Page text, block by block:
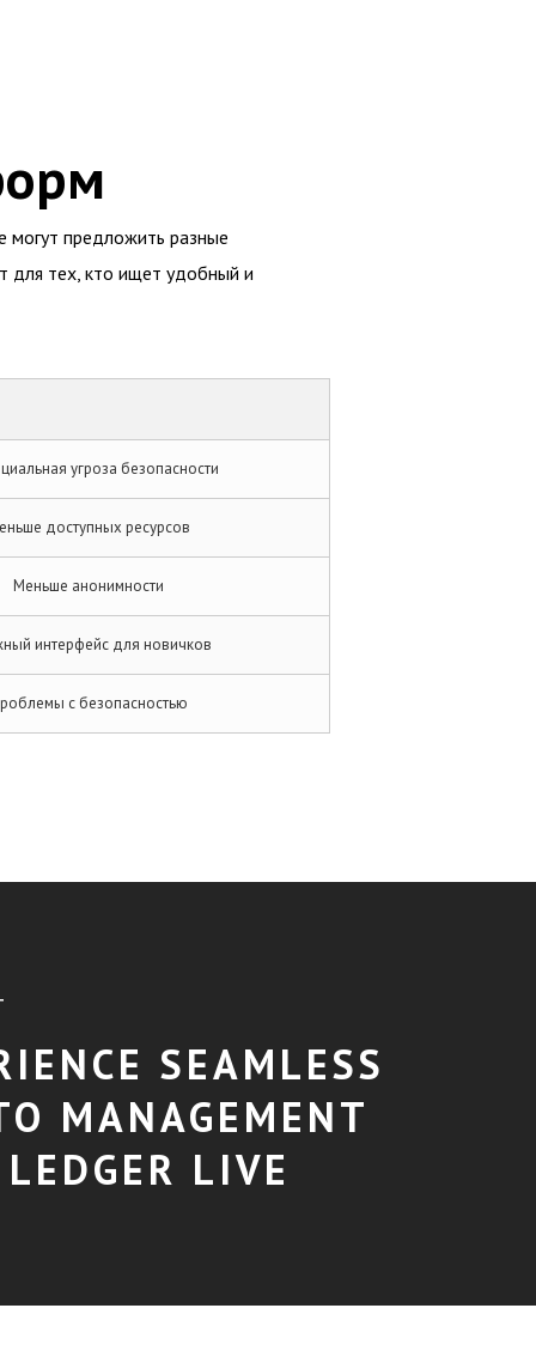
могут предложить разные
для тех, кто ищет удобный и
угроза безопасности
доступных ресурсов
Меньше анонимности
интерфейс для новичков
с безопасностью
SEAMLESS
MANAGEMENT
LIVE